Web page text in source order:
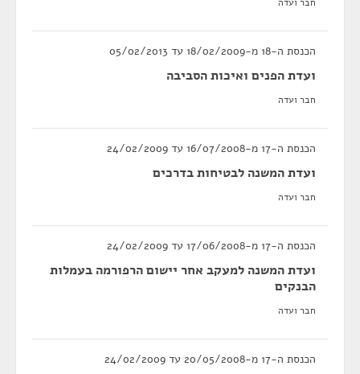
הכנסת ה-18 מ-18/02/2009 עד 05/02/2013
ועדת הפנים ואיכות הסביבה
חבר ועדה
הכנסת ה-17 מ-16/07/2008 עד 24/02/2009
ועדת המשנה לבטיחות בדרכים
חבר ועדה
הכנסת ה-17 מ-17/06/2008 עד 24/02/2009
ועדת המשנה למעקב אחר יישום הרפורמה בעמלות
הבנקים
חבר ועדה
הכנסת ה-17 מ-20/05/2008 עד 24/02/2009